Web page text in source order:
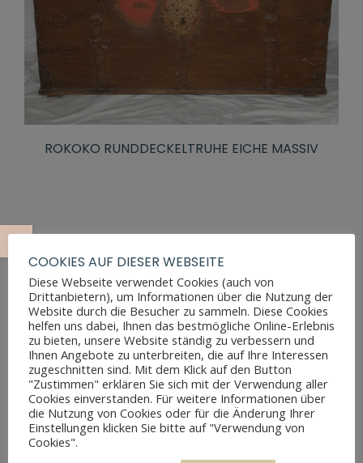
ROKOKO RUNDDECKELTRUHE EICHE MASSIV
COOKIES AUF DIESER WEBSEITE
Diese Webseite verwendet Cookies (auch von
Drittanbietern), um Informationen über die Nutzung der
Website durch die Besucher zu sammeln. Diese Cookies
helfen uns dabei, Ihnen das bestmögliche Online-Erlebnis
zu bieten, unsere Website ständig zu verbessern und
Ihnen Angebote zu unterbreiten, die auf Ihre Interessen
zugeschnitten sind. Mit dem Klick auf den Button
"Zustimmen" erklären Sie sich mit der Verwendung aller
Cookies einverstanden. Für weitere Informationen über
die Nutzung von Cookies oder für die Änderung Ihrer
Einstellungen klicken Sie bitte auf "Verwendung von
Cookies".